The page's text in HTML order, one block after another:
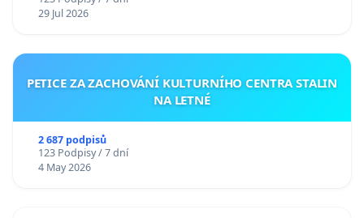
29 Jul 2026
PETICE ZA ZACHOVÁNÍ KULTURNÍHO CENTRA STALIN
NA LETNÉ
2 687 podpisů
123 Podpisy / 7 dní
4 May 2026